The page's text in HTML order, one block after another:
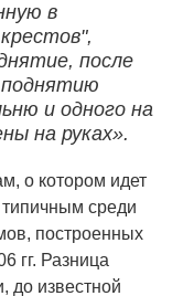
в
после
поднятию
и одного на
на руках».
о котором идет
типичным среди
построенных
гг. Разница
до известной